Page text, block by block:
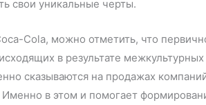
свои уникальные черты.
Cola, можно отметить, что
в результате
сказываются на продажах
Именно в этом и помогает